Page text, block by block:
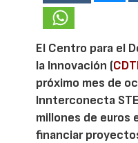
El Centro para el
la Innovación (
próximo mes de
Innterconecta
millones de euros
financiar